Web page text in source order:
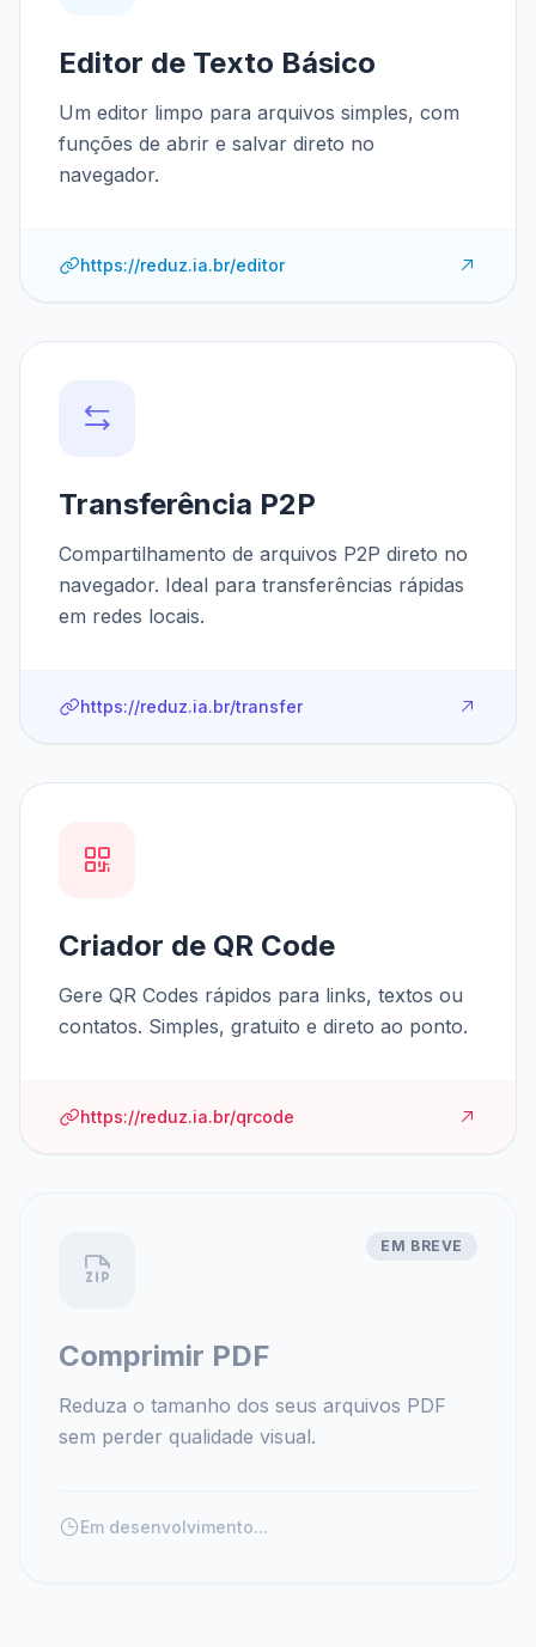
Editor de Texto Básico
Um editor limpo para arquivos simples, com
funções de abrir e salvar direto no
navegador.
https://reduz.ia.br/editor
Transferência P2P
Compartilhamento de arquivos P2P direto no
navegador. Ideal para transferências rápidas
em redes locais.
https://reduz.ia.br/transfer
Criador de QR Code
Gere QR Codes rápidos para links, textos ou
contatos. Simples, gratuito e direto ao ponto.
https://reduz.ia.br/qrcode
EM BREVE
Comprimir PDF
Reduza o tamanho dos seus arquivos PDF
sem perder qualidade visual.
Em desenvolvimento...